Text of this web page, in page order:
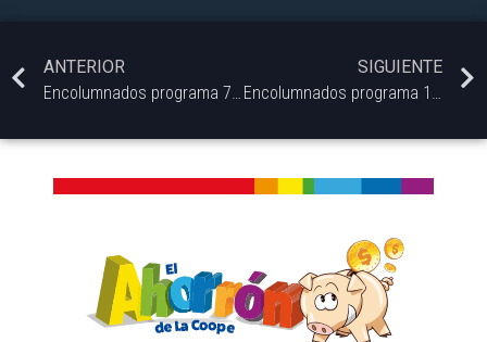
ANTERIOR
SIGUIENTE